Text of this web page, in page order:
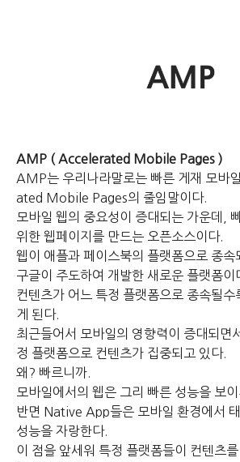
AMP ( Accelerated Mobile Pages )
AMP는 우리나라말로는 빠른 게재 모바
ated Mobile Pages의 줄임말이다.
모바일 웹의 중요성이 증대되는 가운데,
위한 웹페이지를 만드는 오픈소스이다.
웹이 애플과 페이스북의 플랫폼으로 종속
구글이 주도하여 개발한 새로운 플랫폼이
컨텐츠가 어느 특정 플랫폼으로 종속될
게 된다.
최근들어서 모바일의 영향력이 증대되면
정 플랫폼으로 컨텐츠가 집중되고 있다.
왜? 빠르니까.
모바일에서의 웹은 그리 빠른 성능을 보이
반면 Native App들은 모바일 환경에서
성능을 자랑한다.
이 점을 앞세워 특정 플랫폼들이 컨텐츠